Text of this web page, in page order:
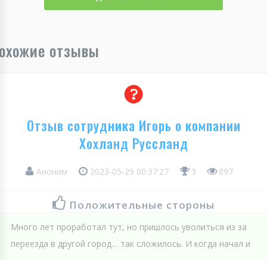
отзывы
Отзыв сотрудника Игорь о компании
Хохланд Руссланд
Аноним 2023-05-29 00:37:27 3 897
Положительные стороны
Много лет проработал тут, но пришлось уволиться из за
переезда в другой город… так сложилось. И когда начал и